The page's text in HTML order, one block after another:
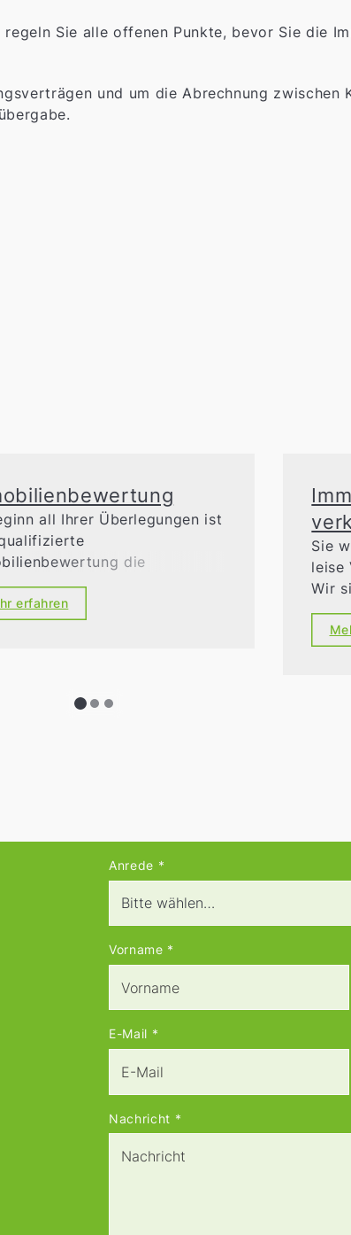
Sie alle offenen Punkte, bevor Sie die
und um die Abrechnung zwischen
all Ihrer Überlegungen ist
die
Basis. Präzise und
ermitteln unsere
Prüfer den
vor und erstellen
erfahren
Sie
leise
Wir
Anrede *
Vorname *
E-Mail *
Nachricht *